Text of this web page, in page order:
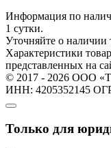
Информация по
1 сутки.
Уточняйте о наличии
Характеристики
представленных на
© 2017 - 2026 ООО
ИНН: 4205352145
Только для